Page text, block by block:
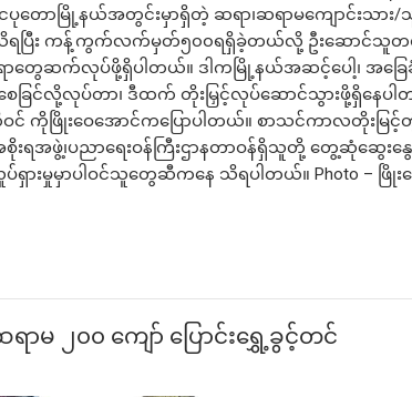
တောမြို့နယ်အတွင်းမှာရှိတဲ့ ဆရာ၊ဆရာမကျောင်းသား/သူ
ရပြီး ကန့်ကွက်လက်မှတ်၅၀၀ရရှိခဲ့တယ်လို့ ဦးဆောင်သူတစ်
ာတွေဆက်လုပ်ဖို့ရှိပါတယ်။ ဒါကမြို့နယ်အဆင့်ပေါ့၊ အခြ
င်လို့လုပ်တာ၊ ဒီထက် တိုးမြှင့်လုပ်ဆောင်သွားဖို့ရှိနေပါ
င် ကိုဖြိုးဝေအောင်ကပြောပါတယ်။ စာသင်ကာလတိုးမြင့်
စိုးရအဖွဲ့၊ပညာရေးဝန်ကြီးဌာနတာဝန်ရှိသူတို့ တွေ့ဆုံဆွေးနွ
မှာပါဝင်သူတွေဆီကနေ သိရပါတယ်။ Photo – ဖြိုးဝေ
မ ၂၀၀ ကျော် ပြောင်းရွှေ့ခွင့်တင်
ဘာလျှော့မလဲ လ